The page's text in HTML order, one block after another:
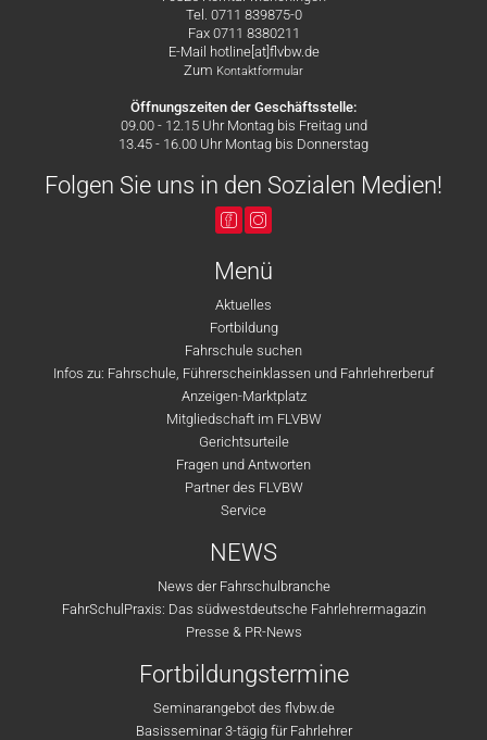
Tel. 0711 839875-0
Fax 0711 8380211
E-Mail hotline[at]flvbw.de
Zum Kontaktformular
Öffnungszeiten der Geschäftsstelle:
09.00 - 12.15 Uhr Montag bis Freitag und
13.45 - 16.00 Uhr Montag bis Donnerstag
Folgen Sie uns in den Sozialen Medien!
Menü
Aktuelles
Fortbildung
Fahrschule suchen
Infos zu: Fahrschule, Führerscheinklassen und Fahrlehrerberuf
Anzeigen-Marktplatz
Mitgliedschaft im FLVBW
Gerichtsurteile
Fragen und Antworten
Partner des FLVBW
Service
NEWS
News der Fahrschulbranche
FahrSchulPraxis: Das südwestdeutsche Fahrlehrermagazin
Presse & PR-News
Fortbildungstermine
Seminarangebot des flvbw.de
Basisseminar 3-tägig für Fahrlehrer